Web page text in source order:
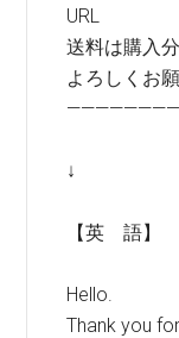
URL
送料は購入
よろしくお
↓
【英 語】
Hello.
Thank you